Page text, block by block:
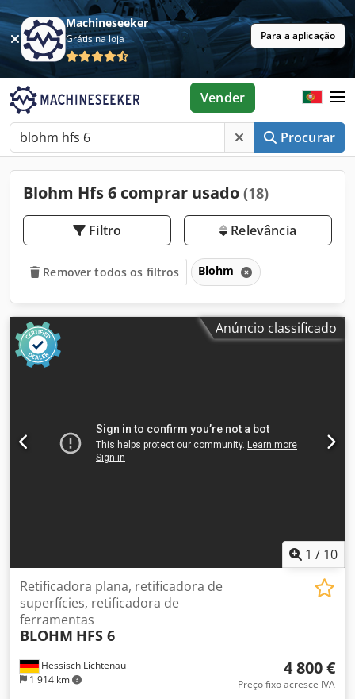
Machineseeker
Grátis na loja Para a aplicação
Procurar
Vender
Blohm Hfs 6 comprar usado (18)
Filtro Relevância
Remover todos os filtros Blohm
Anúncio classificado
1 / 10
Hessisch Lichtenau
1 914 km
Retificadora plana, retificadora de
superfícies, retificadora de
ferramentas
BLOHM HFS 6
4 800 €
Preço fixo acresce IVA